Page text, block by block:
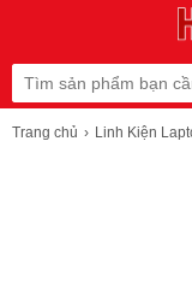
Trang chủ Linh Kiện